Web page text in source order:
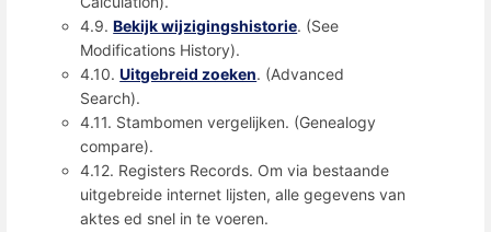
4.9.Bekijk wijzigingshistorie. (See
Modifications History).
4.10.Uitgebreid zoeken. (Advanced
Search).
4.11. Stambomen vergelijken. (Genealogy
compare).
4.12. Registers Records. Om via bestaande
uitgebreide internet lijsten, alle gegevens van
aktes ed snel in te voeren.